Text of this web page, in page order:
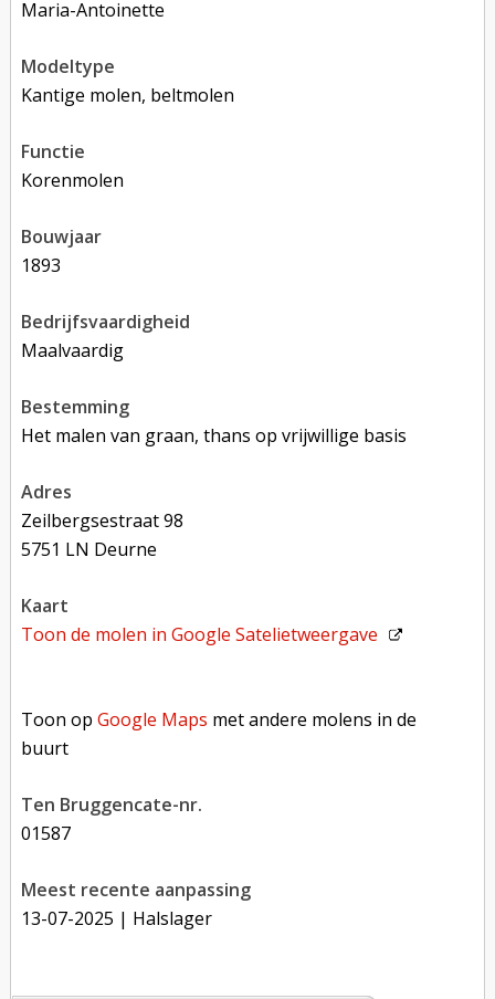
Maria-Antoinette
modeltype
Kantige molen, beltmolen
functie
korenmolen
bouwjaar
1893
bedrijfsvaardigheid
Maalvaardig
bestemming
Het malen van graan, thans op vrijwillige basis
adres
Zeilbergsestraat 98
5751 LN Deurne
kaart
Toon de molen inGoogle Satelietweergave
Toon opGoogle Maps met andere molens in de
buurt
Ten Bruggencate-nr.
01587
Meest recente aanpassing
13-07-2025 | Halslager